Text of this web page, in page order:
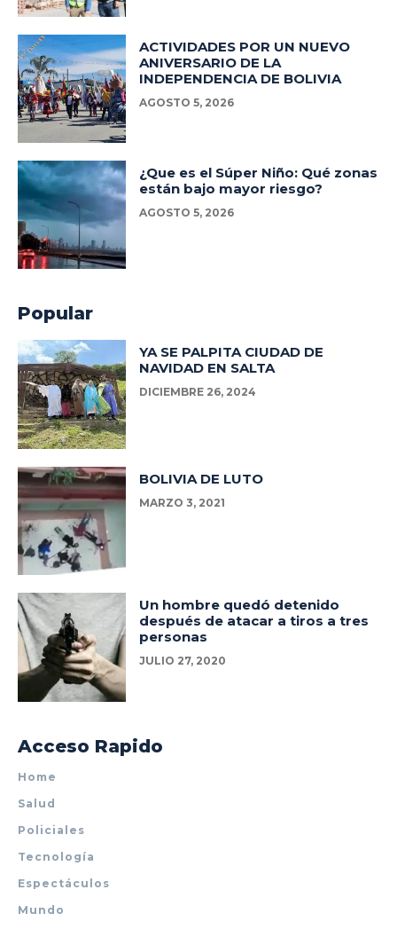
ACTIVIDADES POR UN NUEVO
ANIVERSARIO DE LA
INDEPENDENCIA DE BOLIVIA
AGOSTO 5, 2026
¿Que es el Súper Niño: Qué zonas
están bajo mayor riesgo?
AGOSTO 5, 2026
Popular
YA SE PALPITA CIUDAD DE
NAVIDAD EN SALTA
DICIEMBRE 26, 2024
BOLIVIA DE LUTO
MARZO 3, 2021
Un hombre quedó detenido
después de atacar a tiros a tres
personas
JULIO 27, 2020
Acceso Rapido
Home
Salud
Policiales
Tecnología
Espectáculos
Mundo